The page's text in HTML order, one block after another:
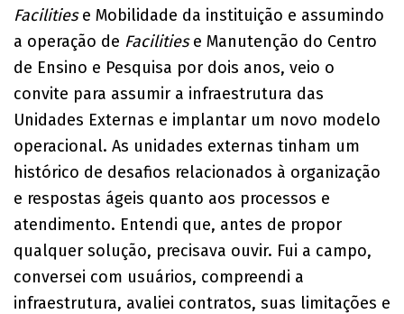
Facilitiese Mobilidade da instituição e assumindo
a operação de Facilitiese Manutenção do Centro
de Ensino e Pesquisa por dois anos, veio o
convite para assumir a infraestrutura das
Unidades Externas e implantar um novo modelo
operacional. As unidades externas tinham um
histórico de desafios relacionados à organização
e respostas ágeis quanto aos processos e
atendimento. Entendi que, antes de propor
qualquer solução, precisava ouvir. Fui a campo,
conversei com usuários, compreendi a
infraestrutura, avaliei contratos, suas limitações e